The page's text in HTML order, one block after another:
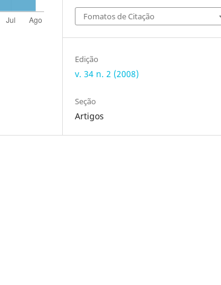
Fomatos de Citação
Edição
v. 34 n. 2 (2008)
Seção
Artigos